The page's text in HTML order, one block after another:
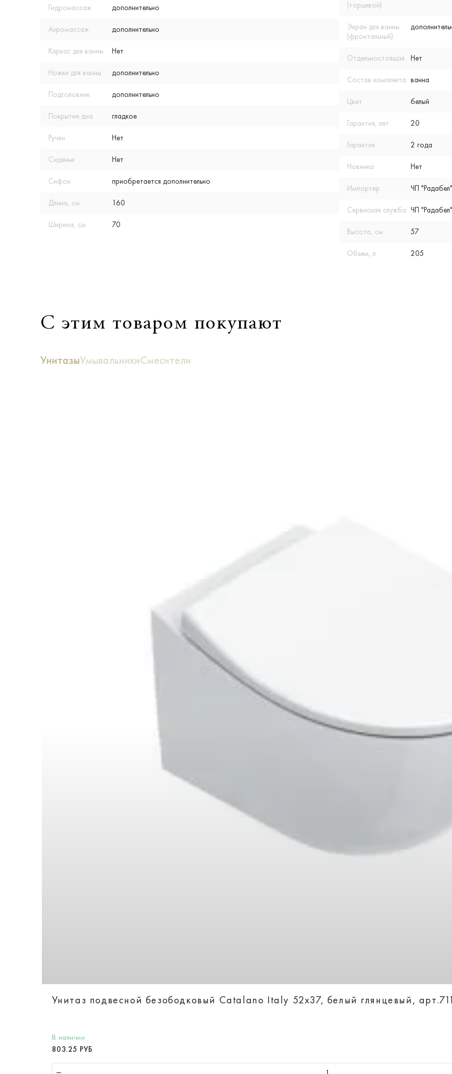
Гидромассаж дополнительно
Аэромассаж дополнительно
Каркас для ванны Нет
Ножки для ванны дополнительно
Подголовник дополнительно
Покрытие дна гладкое
Ручки Нет
Сиденье Нет
Сифон приобретается дополнительно
Длина, см 160
Ширина, см 70
(торцевой)
Экран для ванны
(фронтальный)
Отдельностоящая Нет
Состав комплекта ванна
Цвет белый
Гарантия, лет 20
Гарантия 2 года
Новинка Нет
Импортер ЧП
Сервисная служба ЧП
Высота, см 57
Объем, л 205
С этим товаром покупают
УнитазыУмывальникиСмесители
Унитаз подвесной безободковый Catalano Italy 52х37, белый глянцевый,
В наличии
803.25 РУБ